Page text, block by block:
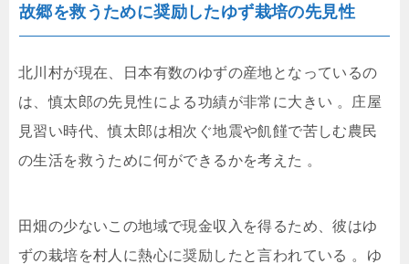
故郷を救うために奨励したゆず栽培の先見性
北川村が現在、日本有数のゆずの産地となっているの
は、慎太郎の先見性による功績が非常に大きい 。庄屋
見習い時代、慎太郎は相次ぐ地震や飢饉で苦しむ農民
の生活を救うために何ができるかを考えた 。
田畑の少ないこの地域で現金収入を得るため、彼はゆ
ずの栽培を村人に熱心に奨励したと言われている 。ゆ